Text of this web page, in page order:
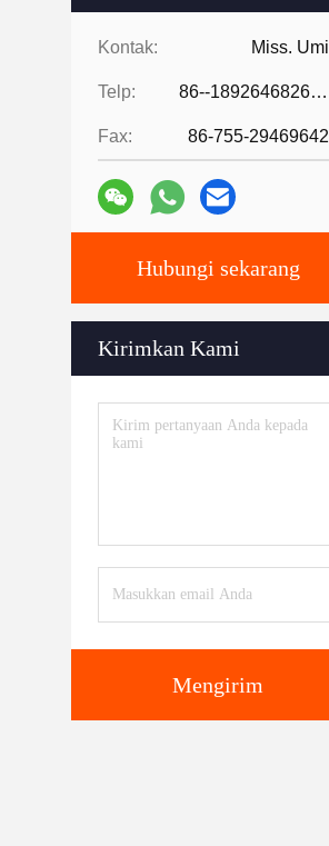
Kontak: Miss. Umi
Telp: 86--18926468268-15989898006
Fax: 86-755-29469642
Hubungi sekarang
Kirimkan Kami
Mengirim